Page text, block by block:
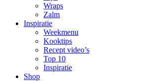
Wraps
Zalm
Inspiratie
Weekmenu
Kooktips
Recept video’s
Top 10
Inspiratie
Shop